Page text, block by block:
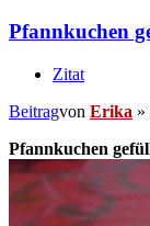
Pfannkuchen
Zitat
Beitragvon Erika »
Pfannkuchen